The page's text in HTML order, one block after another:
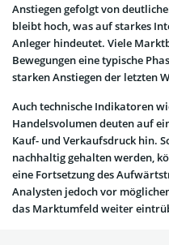
Anstiegen gefolgt von
bleibt hoch, was auf starkes
Anleger hindeutet. Viele
Bewegungen eine typische
starken Anstiegen der letzten
Auch technische Indikatoren
Handelsvolumen deuten auf
Kauf- und Verkaufsdruck hin.
nachhaltig gehalten werden,
eine Fortsetzung des
Analysten jedoch vor
das Marktumfeld weiter